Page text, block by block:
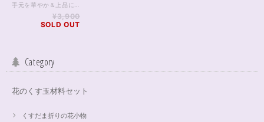
¥3,900
SOLD OUT
Category
花のくす玉材料セット
くすだま折りの花小物